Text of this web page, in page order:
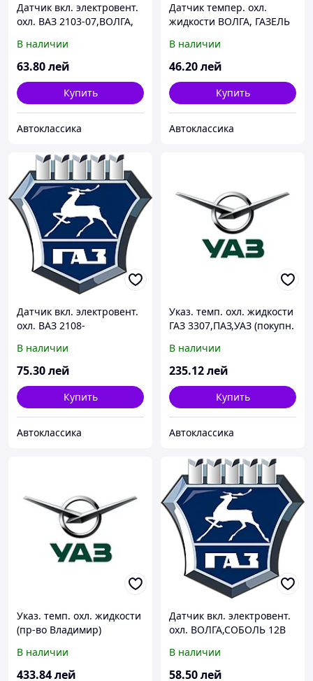
Датчик вкл. электровент.
охл. ВАЗ 2103-07,ВОЛГА,
(покупн. Пекар)
В наличии
63.80лей
Купить
Автоклассика
Датчик темпер. охл.
жидкости ВОЛГА, ГАЗЕЛЬ
В наличии
46.20лей
Купить
Автоклассика
Датчик вкл. электровент.
охл. ВАЗ 2108-
(t 87/82) (покупн. Пекар)
В наличии
75.30лей
Купить
Автоклассика
Указ. темп. охл. жидкости
ГАЗ 3307,ПАЗ,УАЗ (покупн.
В наличии
235.12лей
Купить
Автоклассика
Указ. темп. охл. жидкости
(пр-во Владимир)
В наличии
433.84лей
Датчик вкл. электровент.
охл. ВОЛГА,СОБОЛЬ 12В
(покупн. ГАЗ)
В наличии
58.50лей